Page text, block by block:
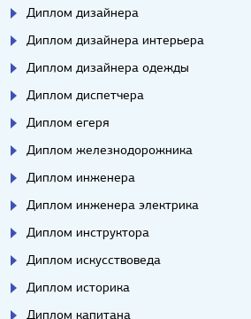
Диплом дизайнера
Диплом дизайнера интерьера
Диплом дизайнера одежды
Диплом диспетчера
Диплом егеря
Диплом железнодорожника
Диплом инженера
Диплом инженера электрика
Диплом инструктора
Диплом искусствоведа
Диплом историка
Диплом капитана